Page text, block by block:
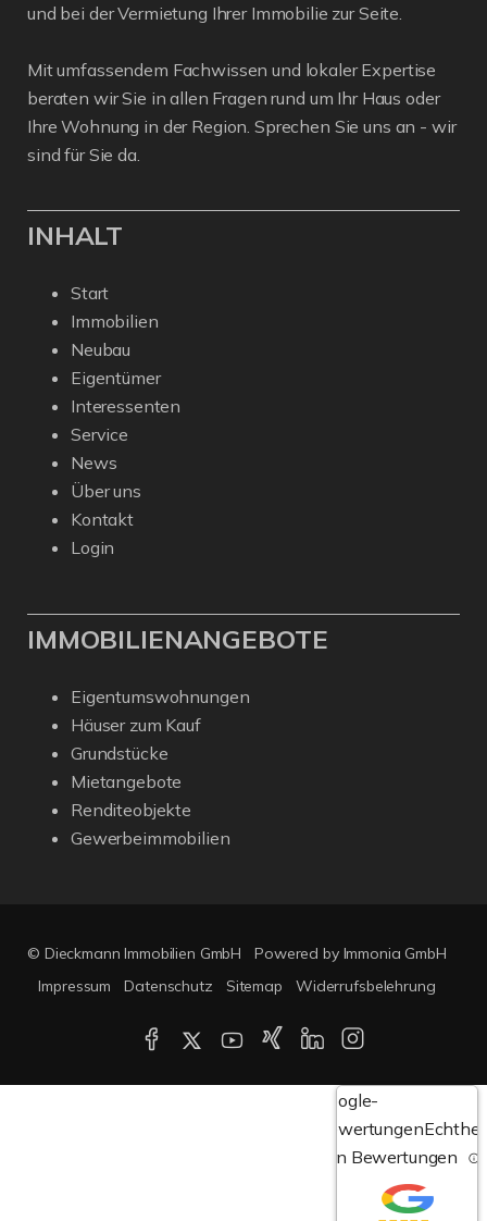
und bei der Vermietung Ihrer Immobilie zur Seite.
Mit umfassendem Fachwissen und lokaler Expertise
beraten wir Sie in allen Fragen rund um Ihr Haus oder
Ihre Wohnung in der Region. Sprechen Sie uns an - wir
sind für Sie da.
INHALT
Start
Immobilien
Neubau
Eigentümer
Interessenten
Service
News
Über uns
Kontakt
Login
IMMOBILIENANGEBOTE
Eigentumswohnungen
Häuser zum Kauf
Grundstücke
Mietangebote
Renditeobjekte
Gewerbeimmobilien
© Dieckmann Immobilien GmbH
Powered by Immonia GmbH
Impressum
Datenschutz Sitemap Widerrufsbelehrung
Google-
Bewertungen
von Bewertungen